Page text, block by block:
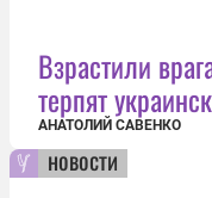
Взрастили
терпят
АНАТОЛИЙ САВЕНКО
новости